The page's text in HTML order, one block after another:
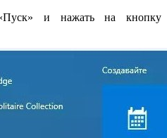
и нажать на кнопку